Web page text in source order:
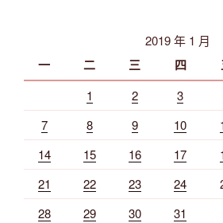
2019 年 1 月
一 二 三 四
1 2 3
7
8 9 10
14
15 16 17
21
22 23 24
28
29 30 31